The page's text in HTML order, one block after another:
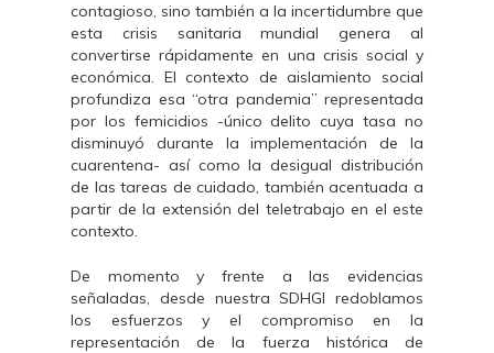
contagioso, sino también a la incertidumbre que
esta crisis sanitaria mundial genera al
convertirse rápidamente en una crisis social y
económica. El contexto de aislamiento social
profundiza esa “otra pandemia” representada
por los femicidios -único delito cuya tasa no
disminuyó durante la implementación de la
cuarentena- así como la desigual distribución
de las tareas de cuidado, también acentuada a
partir de la extensión del teletrabajo en el este
contexto.
De momento y frente a las evidencias
señaladas, desde nuestra SDHGI redoblamos
los esfuerzos y el compromiso en la
representación de la fuerza histórica de